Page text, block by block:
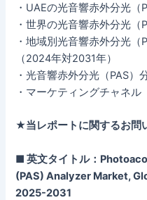
・UAEの光音響赤外分光（
・世界の光音響赤外分光（
・地域別光音響赤外分光（
（2024年対2031年）
・光音響赤外分光（PAS
・マーケティングチャネル
★当レポートに関するお
■ 英文タイトル：
(PAS) Analyzer Market,
2025-2031